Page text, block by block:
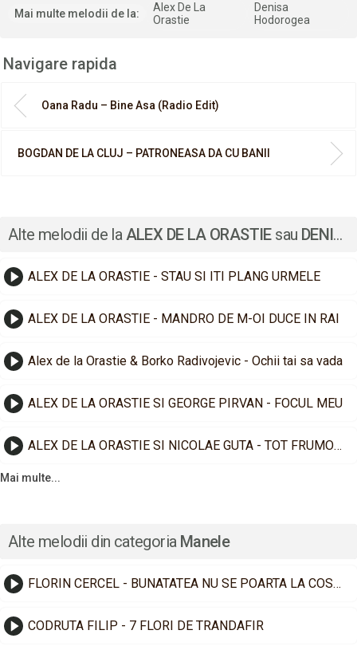
Mai multe melodii de la:
Alex De La
Orastie
Denisa
Hodorogea
Navigare rapida
Oana Radu – Bine Asa (Radio Edit)
BOGDAN DE LA CLUJ – PATRONEASA DA CU BANII
Alte melodii de laALEX DE LA ORASTIEsau DENISA HODOROGEA
ALEX DE LA ORASTIE - STAU SI ITI PLANG URMELE
ALEX DE LA ORASTIE - MANDRO DE M-OI DUCE IN RAI
Alex de la Orastie & Borko Radivojevic - Ochii tai sa vada
ALEX DE LA ORASTIE SI GEORGE PIRVAN - FOCUL MEU
ALEX DE LA ORASTIE SI NICOLAE GUTA - TOT FRUMOASA
Mai multe...
Alte melodii din categoria Manele
FLORIN CERCEL - BUNATATEA NU SE POARTA LA COSTUM
CODRUTA FILIP - 7 FLORI DE TRANDAFIR